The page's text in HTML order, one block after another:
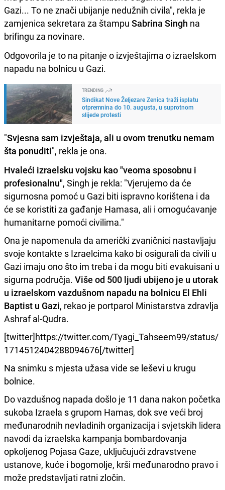
Gazi... To ne znači ubijanje nedužnih civila", rekla je
zamjenica sekretara za štampu Sabrina Singh na
brifingu za novinare.
Odgovorila je to na pitanje o izvještajima o izraelskom
napadu na bolnicu u Gazi.
TRENDING
Sindikat Nove Željezare Zenica traži isplatu
otpremnina do 10. augusta, u suprotnom
slijede protesti
"Svjesna sam izvještaja, ali u ovom trenutku nemam
šta ponuditi", rekla je ona.
Hvaleći izraelsku vojsku kao "veoma sposobnu i
profesionalnu", Singh je rekla: "Vjerujemo da će
sigurnosna pomoć u Gazi biti ispravno korištena i da
će se koristiti za gađanje Hamasa, ali i omogućavanje
humanitarne pomoći civilima."
Ona je napomenula da američki zvaničnici nastavljaju
svoje kontakte s Izraelcima kako bi osigurali da civili u
Gazi imaju ono što im treba i da mogu biti evakuisani u
sigurna područja. Više od 500 ljudi ubijeno je u utorak
u izraelskom vazdušnom napadu na bolnicu El Ehli
Baptist u Gazi, rekao je portparol Ministarstva zdravlja
Ashraf al-Qudra.
[twitter]https://twitter.com/Tyagi_Tahseem99/status/
1714512404288094676[/twitter]
Na snimku s mjesta užasa vide se leševi u krugu
bolnice.
Do vazdušnog napada došlo je 11 dana nakon početka
sukoba Izraela s grupom Hamas, dok sve veći broj
međunarodnih nevladinih organizacija i svjetskih lidera
navodi da izraelska kampanja bombardovanja
opkoljenog Pojasa Gaze, uključujući zdravstvene
ustanove, kuće i bogomolje, krši međunarodno pravo i
može predstavljati ratni zločin.